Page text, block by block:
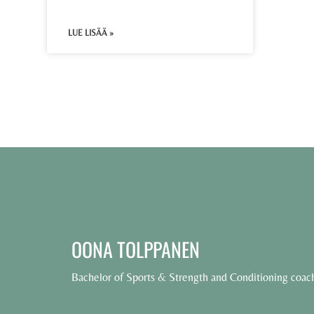
LUE LISÄÄ »
OONA TOLPPANEN
Bachelor of Sports & Strength and Conditioning